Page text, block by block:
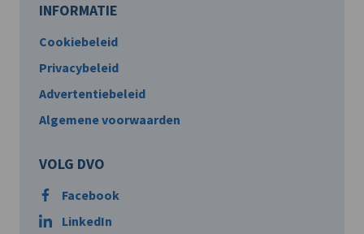
INFORMATIE
Cookiebeleid
Privacybeleid
Advertentiebeleid
Algemene voorwaarden
VOLG DVO
Facebook
LinkedIn